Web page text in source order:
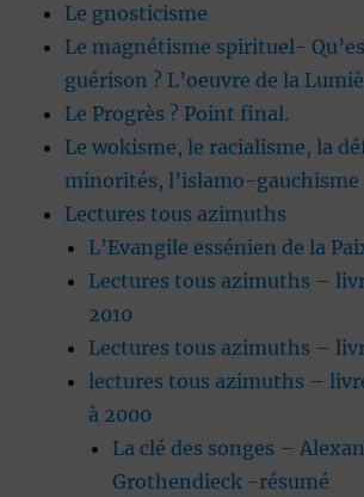
Le gnosticisme
Le magnétisme spirituel-
guérison ? L’oeuvre de la
Le Progrès ? Point final.
Le wokisme, le racialisme, la
minorités, l’islamo-gauchisme
Lectures tous azimuths
L’Evangile essénien de la
Lectures tous azimuths –
2010
Lectures tous azimuths –
lectures tous azimuths –
à 2000
La clé des songes –
Grothendieck -résumé